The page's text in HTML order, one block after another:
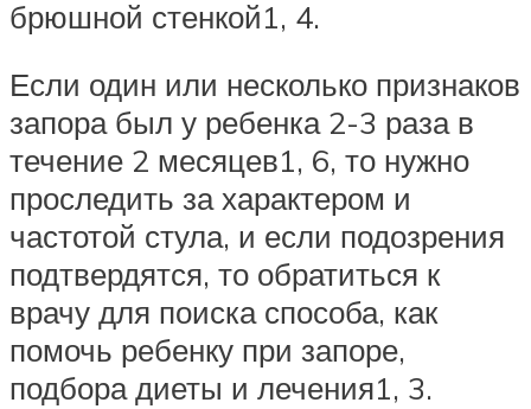
брюшной стенкой1, 4.
Если один или несколько признаков
запора был у ребенка 2-3 раза в
течение 2 месяцев1, 6, то нужно
проследить за характером и
частотой стула, и если подозрения
подтвердятся, то обратиться к
врачу для поиска способа, как
помочь ребенку при запоре,
подбора диеты и лечения1, 3.